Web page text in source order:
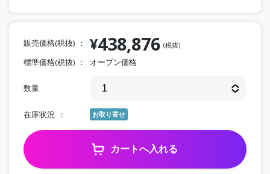
販売価格(税抜) ¥438,876 (税抜)
標準価格(税抜) オープン価格
数量
在庫状況 お取り寄せ
カートへ入れる